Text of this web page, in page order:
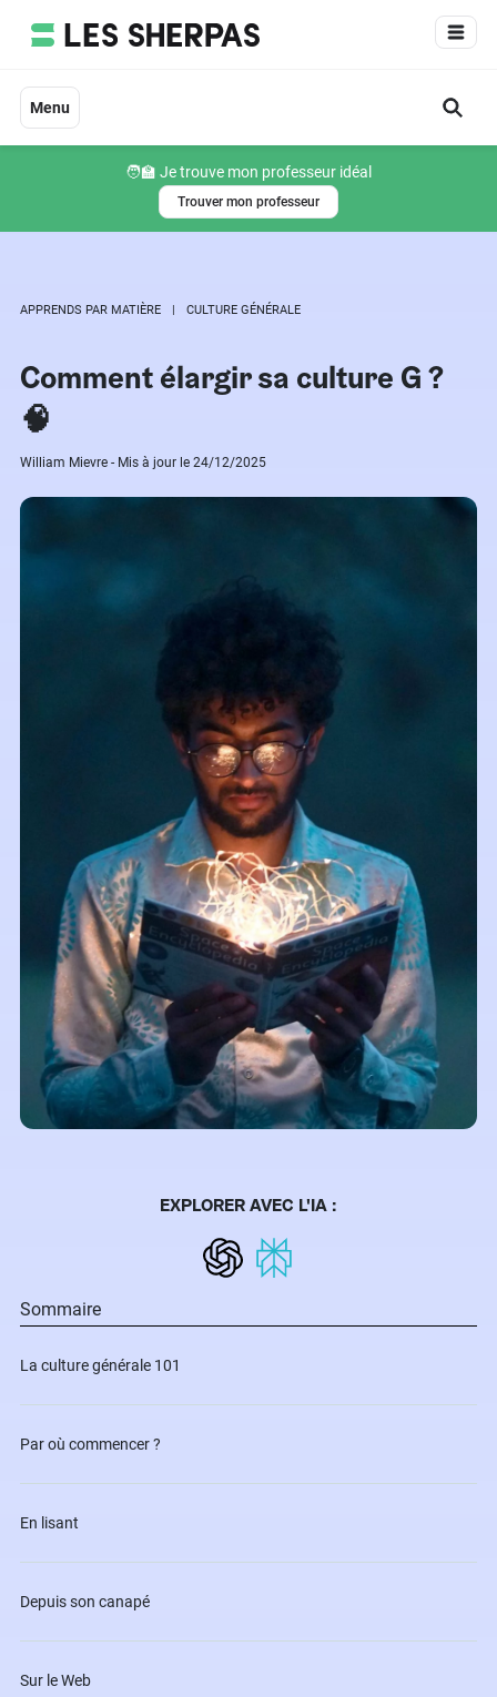
Menu
🧑‍🏫 Je trouve mon professeur idéal
Trouver mon professeur
APPRENDS PAR MATIÈRE CULTURE GÉNÉRALE
Comment élargir sa culture G ?
🧠
William Mievre - Mis à jour le 24/12/2025
EXPLORER AVEC L'IA :
Sommaire
La culture générale 101
Par où commencer ?
En lisant
Depuis son canapé
Sur le Web